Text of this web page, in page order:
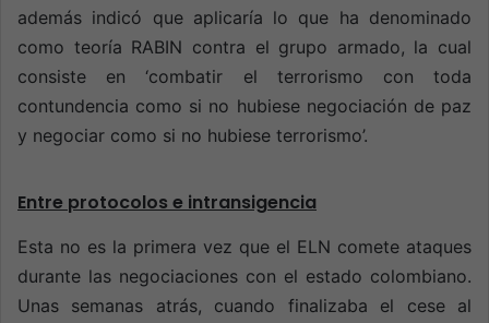
además indicó que aplicaría lo que ha denominado
como teoría RABIN contra el grupo armado, la cual
consiste en ‘combatir el terrorismo con toda
contundencia como si no hubiese negociación de paz
y negociar como si no hubiese terrorismo’.
Entre protocolos e intransigencia
Esta no es la primera vez que el ELN comete ataques
durante las negociaciones con el estado colombiano.
Unas semanas atrás, cuando finalizaba el cese al